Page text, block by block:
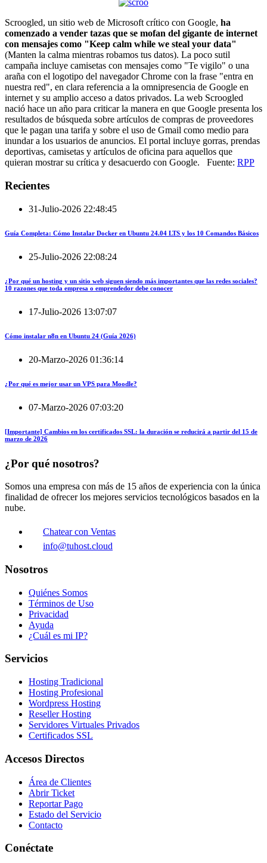
Scroogled, un sitio web de Microsoft crítico con Google, ha
comenzado a vender tazas que se mofan del gigante de internet
con mensajes como "Keep calm while we steal your data"
(Manten la calma mientras robamos tus datos). La poco sutil
campaña incluye camisetas con mensajes como "Te vigilo" o una
araña con el logotipo del navegador Chrome con la frase "entra en
nuestra red", en clara referencia a la omnipresencia de Google en
internet y su amplio acceso a datos privados. La web Scroogled
nació hace un año para criticar la manera en que Google presenta los
resultados de búsqueda sobre artículos de compras de proveedores
que le pagan una tarifa y sobre el uso de Gmail como medio para
inundar a los usuarios de anuncios. El portal incluye gorras, prendas
deportivas, camisetas y artículos de oficina para aquellos que
quieran mostrar su crítica y desacuerdo con Google. Fuente: RPP
Recientes
31-Julio-2026 22:48:45
Guía Completa: Cómo Instalar Docker en Ubuntu 24.04 LTS y los 10 Comandos Básicos
25-Julio-2026 22:08:24
¿Por qué un hosting y un sitio web siguen siendo más importantes que las redes sociales?
10 razones que toda empresa o emprendedor debe conocer
17-Julio-2026 13:07:07
Cómo instalar n8n en Ubuntu 24 (Guía 2026)
20-Marzo-2026 01:36:14
¿Por qué es mejor usar un VPS para Moodle?
07-Marzo-2026 07:03:20
[Importante] Cambios en los certificados SSL: la duración se reducirá a partir del 15 de
marzo de 2026
¿Por qué nosotros?
Somos una empresa con más de 15 años de experiencia con la única
finalidad de ofrecer los mejores servicios tecnológicos basados en la
nube.
Chatear con Ventas
info@tuhost.cloud
Nosotros
Quiénes Somos
Términos de Uso
Privacidad
Ayuda
¿Cuál es mi IP?
Servicios
Hosting Tradicional
Hosting Profesional
Wordpress Hosting
Reseller Hosting
Servidores Virtuales Privados
Certificados SSL
Accesos Directos
Área de Clientes
Abrir Ticket
Reportar Pago
Estado del Servicio
Contacto
Conéctate